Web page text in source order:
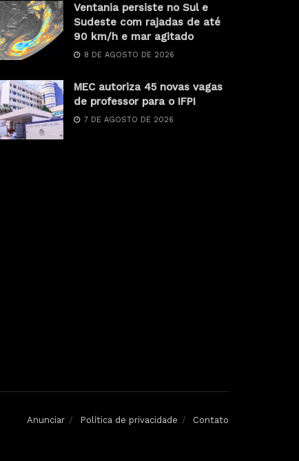
Ventania persiste no Sul e
Sudeste com rajadas de até
90 km/h e mar agitado
8 DE AGOSTO DE 2026
MEC autoriza 45 novas vagas
de professor para o IFPI
7 DE AGOSTO DE 2026
Anunciar Política de privacidade Contato